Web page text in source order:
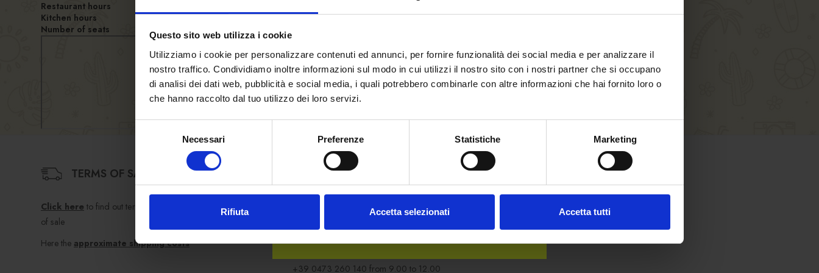
Welcome to our website.
Are you of legal drinking
Questo sito web utilizza i cookie
Utilizziamo i cookie per personalizzare contenuti ed annunci, per fornire funzionalità dei social media e per analizzare il
nostro traffico. Condividiamo inoltre informazioni sul modo in cui utilizzi il nostro sito con i nostri partner che si occupano
di analisi dei dati web, pubblicità e social media, i quali potrebbero combinarle con altre informazioni che hai fornito loro o
che hanno raccolto dal tuo utilizzo dei loro servizi.
Necessari Preferenze Statistiche Marketing
Rifiuta Accetta selezionati Accetta tutti
Restaurant hours
Kitchen hours
Number of seats
TERMS OF SALE
Click here to find out terms and conditions
of sale
Here the approximate shipping costs
DO YOU NEED ANY HELP?
or call us from Monday to Friday
+39 0473 260 140 from 9.00 to 12.00
SAFE SHOPPING
Pay safely with: